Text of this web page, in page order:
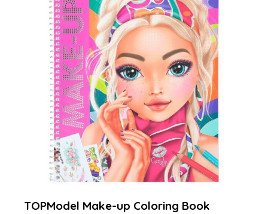
TOPModel Make-up Coloring Book